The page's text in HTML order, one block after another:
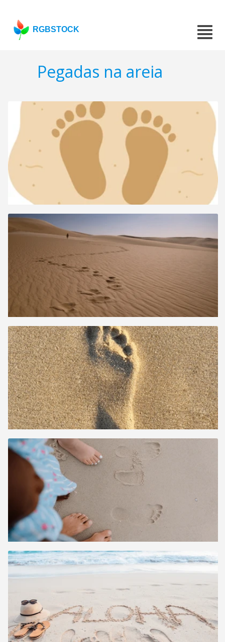
RGBSTOCK
Pegadas na areia